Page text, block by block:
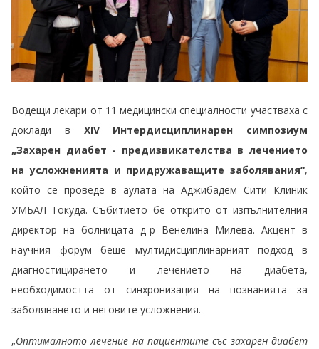
Водещи лекари от 11 медицински специалности участваха с
доклади в XIV Интердисциплинарен симпозиум
„Захарен диабет - предизвикателства в лечението
на усложненията и придружаващите заболявания“,
който се проведе в аулата на Аджибадем Сити Клиник
УМБАЛ Токуда. Събитието бе открито от изпълнителния
директор на болницата д-р Венелина Милева. Акцент в
научния форум беше мултидисциплинарният подход в
диагностицирането и лечението на диабета,
необходимостта от синхронизация на познанията за
заболяването и неговите усложнения.
„Оптималното лечение на пациентите със захарен диабет